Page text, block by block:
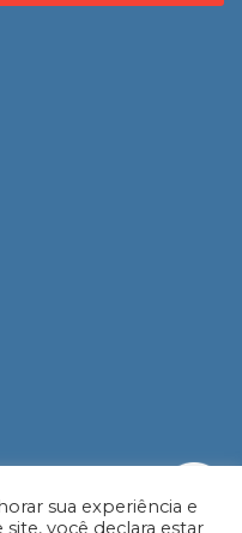
sua experiência e
você declara estar